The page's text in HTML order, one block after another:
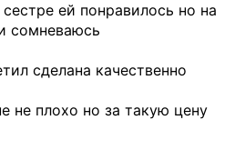
ей понравилось но на
сомневаюсь
сделана качественно
не плохо но за такую цену